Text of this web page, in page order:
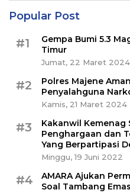
Popular Post
#1
Gempa Bumi 5.3
Timur
Jumat, 22 Maret 2024
#2
Polres Majene
Penyalahguna
Kamis, 21 Maret 2024
#3
Kakanwil Kemenag
Penghargaan dan
Yang Berpartipasi
Minggu, 19 Juni 2022
#4
AMARA Ajukan
Soal Tambang